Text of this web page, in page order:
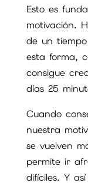
Esto es
motivación.
de un
esta forma,
consigue
días 25
Cuando
nuestra
se vuelven
permite ir
difíciles. Y